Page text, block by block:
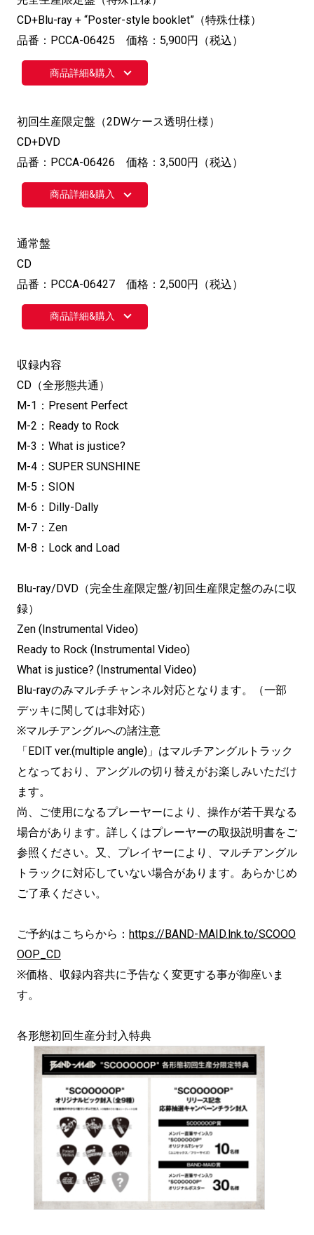
CD+Blu-ray + “Poster-style booklet”（特殊仕様）
品番：PCCA-06425 価格：5,900円（税込）
商品詳細&購入
初回生産限定盤（2DWケース透明仕様）
CD+DVD
品番：PCCA-06426 価格：3,500円（税込）
商品詳細&購入
通常盤
CD
品番：PCCA-06427 価格：2,500円（税込）
商品詳細&購入
収録内容
CD（全形態共通）
M-1：Present Perfect
M-2：Ready to Rock
M-3：What is justice?
M-4：SUPER SUNSHINE
M-5：SION
M-6：Dilly-Dally
M-7：Zen
M-8：Lock and Load
Blu-ray/DVD（完全生産限定盤/初回生産限定盤のみに収
録）
Zen (Instrumental Video)
Ready to Rock (Instrumental Video)
What is justice? (Instrumental Video)
Blu-rayのみマルチチャンネル対応となります。（一部
デッキに関しては非対応）
※マルチアングルへの諸注意
「EDIT ver.(multiple angle)」はマルチアングルトラック
となっており、アングルの切り替えがお楽しみいただけ
ます。
尚、ご使用になるプレーヤーにより、操作が若干異なる
場合があります。詳しくはプレーヤーの取扱説明書をご
参照ください。又、プレイヤーにより、マルチアングル
トラックに対応していない場合があります。あらかじめ
ご了承ください。
ご予約はこちらから： https://BAND-MAID.lnk.to/SCOOO
OOP_CD
※価格、収録内容共に予告なく変更する事が御座いま
す。
各形態初回生産分封入特典